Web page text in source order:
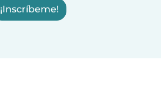
¡Inscríbeme!